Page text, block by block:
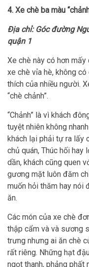
4. Xe chè ba màu
Địa chỉ: Góc đường
quận 1
Xe chè này có hơn mấy
xe chè vỉa hè, không
thích của nhiều người.
“chè chảnh”.
“Chảnh” là vì khách
tuyệt nhiên không
khách lại phải tự ra lấy
chủ quán, Thúc hối hay
dần, khách cũng quen
gương mặt luôn đăm
muốn hỏi thăm hay nói
ăn.
Các món của xe chè
thập cẩm và và sương
trưng nhưng ai ăn chè
rất riêng. Những hạt
ngọt thanh, phảng phất